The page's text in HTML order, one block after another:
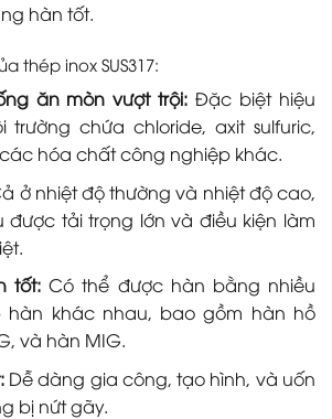
hàn tốt.
thép inox SUS317:
ăn mòn vượt trội: Đặc biệt hiệu
trường chứa chloride, axit sulfuric,
hóa chất công nghiệp khác.
ở nhiệt độ thường và nhiệt độ cao,
được tải trọng lớn và điều kiện làm
tốt: Có thể được hàn bằng nhiều
hàn khác nhau, bao gồm hàn hồ
và hàn MIG.
Dễ dàng gia công, tạo hình, và uốn
bị nứt gãy.